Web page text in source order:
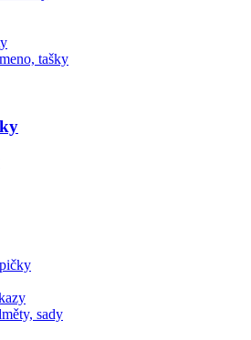
tašky
sady